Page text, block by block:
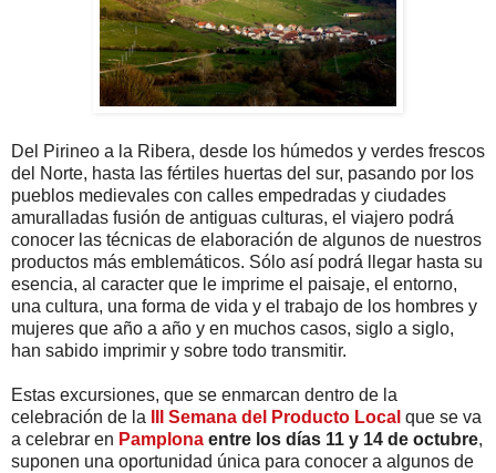
Del Pirineo a la Ribera, desde los húmedos y verdes frescos
del Norte, hasta las fértiles huertas del sur, pasando por los
pueblos medievales con calles empedradas y ciudades
amuralladas fusión de antiguas culturas, el viajero podrá
conocer las técnicas de elaboración de algunos de nuestros
productos más emblemáticos. Sólo así podrá llegar hasta su
esencia, al caracter que le imprime el paisaje, el entorno,
una cultura, una forma de vida y el trabajo de los hombres y
mujeres que año a año y en muchos casos, siglo a siglo,
han sabido imprimir y sobre todo transmitir.
Estas excursiones, que se enmarcan dentro de la
celebración de la
III Semana del Producto Local que se va
a celebrar en Pamplona entre los días 11 y 14 de octubre,
suponen una oportunidad única para conocer a algunos de